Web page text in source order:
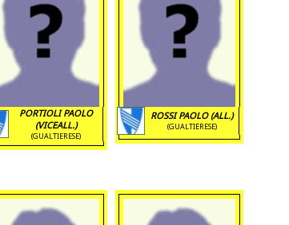
PORTIOLI PAOLO
(VICEALL.)
(GUALTIERESE)
ROSSI PAOLO (ALL.)
(GUALTIERESE)